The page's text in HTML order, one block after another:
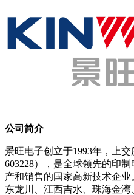
公司简介
景旺电子创立于1993年，上交
603228），是全球领先的印
产和销售的国家高新技术企
东龙川、江西吉水、珠海金